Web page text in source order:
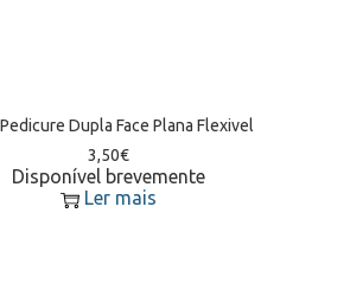
Dupla Face Plana Flexivel
3,50€
Disponível brevemente
Ler mais